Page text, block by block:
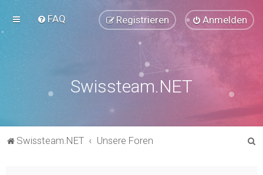
FAQ Anmelden
Registrieren
Swissteam.NET
Swissteam.NET Unsere Foren